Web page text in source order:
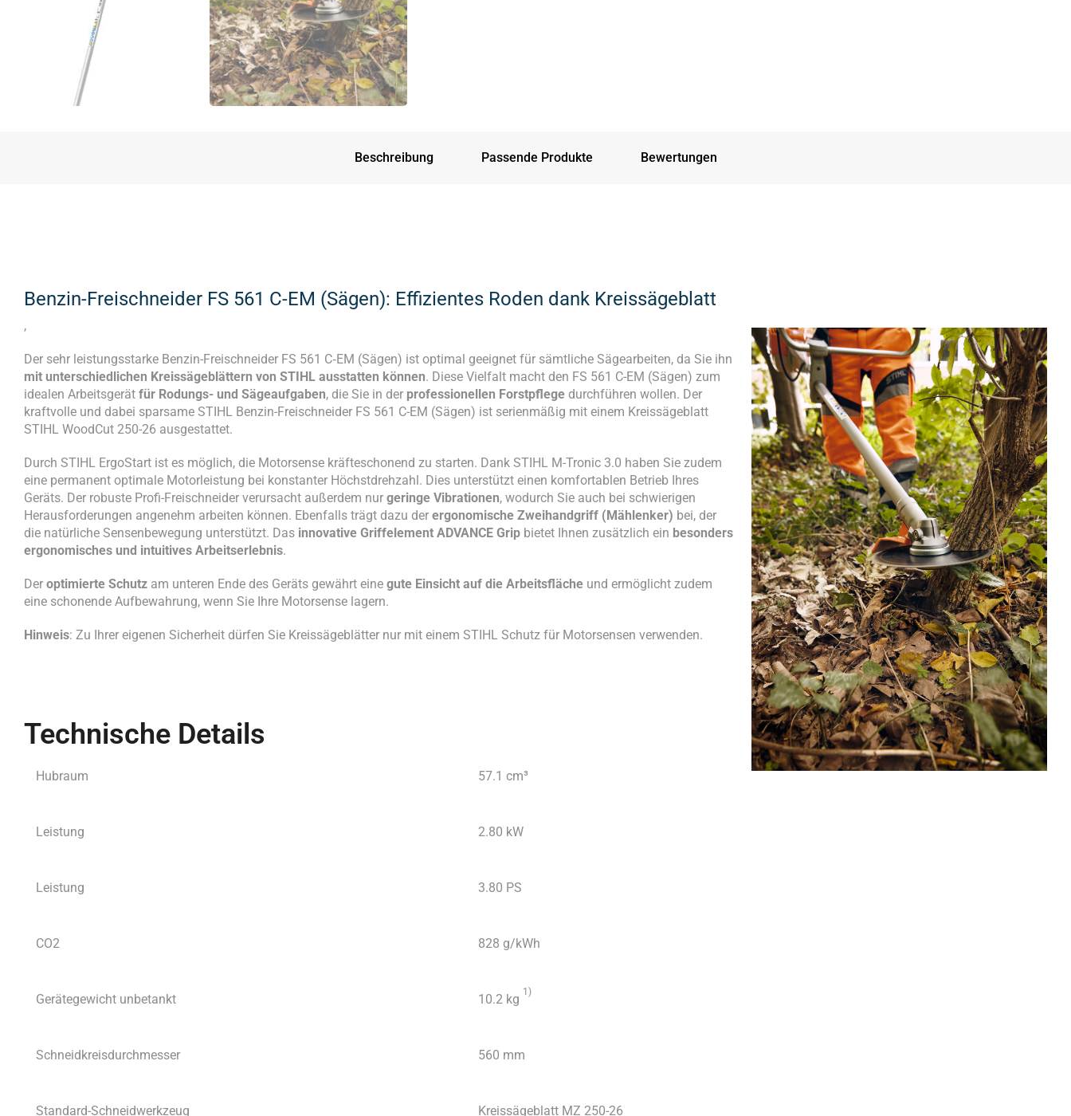
Beschreibung Passende Produkte Bewertungen
Benzin-Freischneider FS 561 C-EM (Sägen): Effizientes Roden dank Kreissägeblatt
,
Der sehr leistungsstarke Benzin-Freischneider FS 561 C‑EM (Sägen) ist optimal geeignet für sämtliche Sägearbeiten, da Sie ihn
mit unterschiedlichen Kreissägeblättern von STIHL ausstatten können. Diese Vielfalt macht den FS 561 C-EM (Sägen) zum
idealen Arbeitsgerät für Rodungs- und Sägeaufgaben, die Sie in der professionellen Forstpflege durchführen wollen. Der
kraftvolle und dabei sparsame STIHL Benzin-Freischneider FS 561 C-EM (Sägen) ist serienmäßig mit einem Kreissägeblatt
STIHL WoodCut 250-26 ausgestattet.
Durch STIHL ErgoStart ist es möglich, die Motorsense kräfteschonend zu starten. Dank STIHL M-Tronic 3.0 haben Sie zudem
eine permanent optimale Motorleistung bei konstanter Höchstdrehzahl. Dies unterstützt einen komfortablen Betrieb Ihres
Geräts. Der robuste Profi-Freischneider verursacht außerdem nur geringe Vibrationen, wodurch Sie auch bei schwierigen
Herausforderungen angenehm arbeiten können. Ebenfalls trägt dazu der ergonomische Zweihandgriff (Mählenker) bei, der
die natürliche Sensenbewegung unterstützt. Das innovative Griffelement ADVANCE Grip bietet Ihnen zusätzlich ein besonders
ergonomisches und intuitives Arbeitserlebnis.
Der optimierte Schutz am unteren Ende des Geräts gewährt eine gute Einsicht auf die Arbeitsfläche und ermöglicht zudem
eine schonende Aufbewahrung, wenn Sie Ihre Motorsense lagern.
Hinweis: Zu Ihrer eigenen Sicherheit dürfen Sie Kreissägeblätter nur mit einem STIHL Schutz für Motorsensen verwenden.
Technische Details
Hubraum 57.1 cm³
Leistung 2.80 kW
Leistung 3.80 PS
CO2 828 g/kWh
Gerätegewicht unbetankt 10.2 kg
1)
Schneidkreisdurchmesser 560 mm
Standard-Schneidwerkzeug Kreissägeblatt MZ 250-26